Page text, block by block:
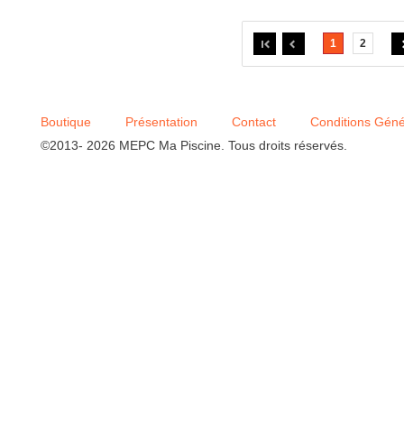
1 2
Boutique Présentation Contact
Conditions
©2013- 2026 MEPC Ma Piscine. Tous droits réservés.